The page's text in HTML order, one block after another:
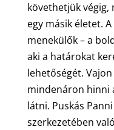
követhetjük
egy másik életet.
menekülők – a
aki a határokat
lehetőségét.
mindenáron hinni
látni. Puskás
szerkezetében